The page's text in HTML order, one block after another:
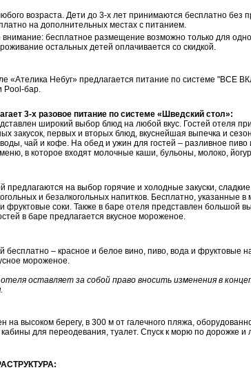
возраста. Дети до 3-х лет принимаются бесплатно без
на дополнительных местах с питанием.
бесплатное размещение возможно только для
остальных детей оплачивается со скидкой.
«Ателика Небуг» предлагается питание по системе "ВСЕ
Pool-бар.
3-х разовое питание по системе «Шведский стол»:
широкий выбор блюд на любой вкус. Гостей отеля
закусок, первых и вторых блюд, вкуснейшая выпечка и
чай и кофе. На обед и ужин для гостей – разливное
меню, в которое входят молочные каши, бульоны, молоко,
предлагаются на выбор горячие и холодные закуски,
и безалкогольных напитков. Бесплатно, указанные
фруктовые соки. Также в баре отеля представлен большой
в баре предлагается вкусное мороженое.
бесплатно – красное и белое вино, пиво, вода и фруктовые
мороженое.
оставляет за собой право вносить изменения в
на высоком берегу, в 300 м от галечного пляжа,
для переодевания, туалет. Спуск к морю по дорожке